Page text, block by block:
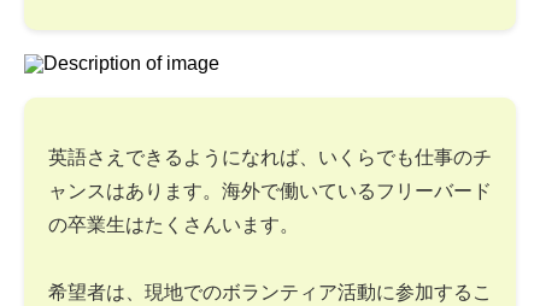
英語さえできるようになれば、いくらでも仕事のチ
ャンスはあります。海外で働いているフリーバード
の卒業生はたくさんいます。
希望者は、現地でのボランティア活動に参加するこ